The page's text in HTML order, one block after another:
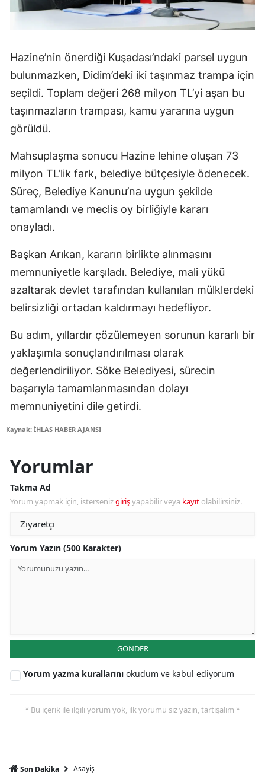
Hazine’nin önerdiği Kuşadası’ndaki parsel uygun
bulunmazken, Didim’deki iki taşınmaz trampa için
seçildi. Toplam değeri 268 milyon TL’yi aşan bu
taşınmazların trampası, kamu yararına uygun
görüldü.
Mahsuplaşma sonucu Hazine lehine oluşan 73
milyon TL’lik fark, belediye bütçesiyle ödenecek.
Süreç, Belediye Kanunu’na uygun şekilde
tamamlandı ve meclis oy birliğiyle kararı
onayladı.
Başkan Arıkan, kararın birlikte alınmasını
memnuniyetle karşıladı. Belediye, mali yükü
azaltarak devlet tarafından kullanılan mülklerdeki
belirsizliği ortadan kaldırmayı hedefliyor.
Bu adım, yıllardır çözülemeyen sorunun kararlı bir
yaklaşımla sonuçlandırılması olarak
değerlendiriliyor. Söke Belediyesi, sürecin
başarıyla tamamlanmasından dolayı
memnuniyetini dile getirdi.
Kaynak: İHLAS HABER AJANSI
Yorumlar
Takma Ad
Yorum yapmak için, istersenizgirişyapabilir veya kayıt olabilirsiniz.
Yorum Yazın (500 Karakter)
GÖNDER
Yorum yazma kurallarını okudum ve kabul ediyorum
* Bu içerik ile ilgili yorum yok, ilk yorumu siz yazın, tartışalım *
Son Dakika Asayiş